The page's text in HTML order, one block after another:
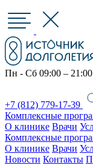
Пн - Сб 09:00 – 21:00
+7 (812) 779-17-39
Комплексные
О клинике Врачи
Комплексные
О клинике Врачи
Новости Контакты